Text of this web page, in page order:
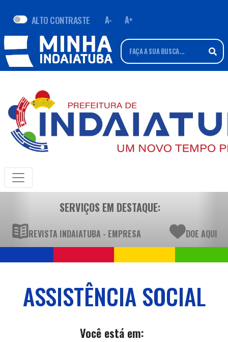
ALTO CONTRASTE A- A+
SERVIÇOS EM DESTAQUE:
REVISTA INDAIATUBA - EMPRESA DOE AQUI
ASSISTÊNCIA SOCIAL
Você está em: